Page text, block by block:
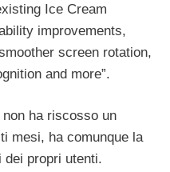
Ice Cream
improvements,
screen rotation,
and more”.
ha riscosso un
mesi, ha comunque la
propri utenti.